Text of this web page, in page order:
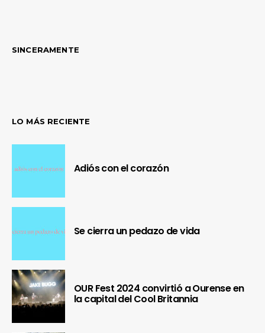
SINCERAMENTE
LO MÁS RECIENTE
Adiós con el corazón
Se cierra un pedazo de vida
OUR Fest 2024 convirtió a Ourense en
la capital del Cool Britannia